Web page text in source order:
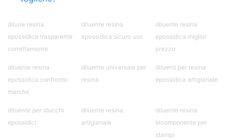
significato Epossidico significato Polietilene telo
Smalto epossidico Colla epossidica legno Colla
epossidica per plastica Collanti epossidici Colla
Cariche Epossidiche Adesivo bicomponente
epossidico Colla bicomponente epossidica
Pavimento epossidico Acquista Glitter Epossidico
Mastice epossidico Adesivo epossidico
bicomponente Malta epossidica Colla
bicomponente Pavimento epossidico pro e
diluire resina
epossidica trasparente
correttamente
diluente resina
epossidica sicuro uso
diluente resina
epossidica miglior
prezzo
diluente resina
epossidica confronto
marche
diluente universale per
resina
diluenti per resina
epossidica artigianale
diluente per stucchi
epossidici
diluente resina
artigianale
diluente resina
bicomponente per
stampi